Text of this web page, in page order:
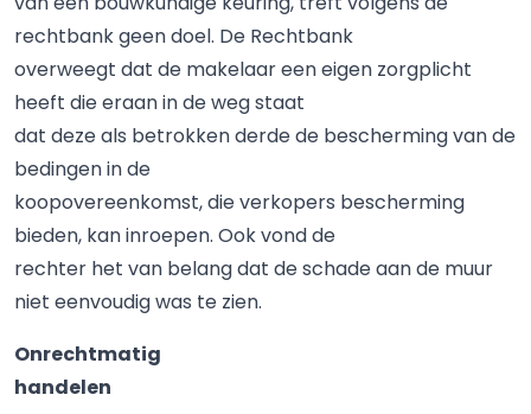
rechtbank geen doel. De Rechtbank
overweegt dat de makelaar een eigen zorgplicht
heeft die eraan in de weg staat
dat deze als betrokken derde de bescherming van de
bedingen in de
koopovereenkomst, die verkopers bescherming
bieden, kan inroepen. Ook vond de
rechter het van belang dat de schade aan de muur
niet eenvoudig was te zien.
Onrechtmatig
handelen